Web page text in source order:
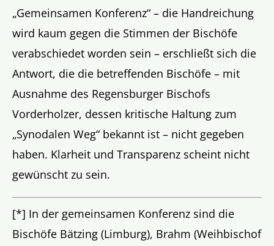
„Gemeinsamen Konferenz“ – die Handreichung
wird kaum gegen die Stimmen der Bischöfe
verabschiedet worden sein – erschließt sich die
Antwort, die die betreffenden Bischöfe – mit
Ausnahme des Regensburger Bischofs
Vorderholzer, dessen kritische Haltung zum
„Synodalen Weg“ bekannt ist – nicht gegeben
haben. Klarheit und Transparenz scheint nicht
gewünscht zu sein.
[*] In der gemeinsamen Konferenz sind die
Bischöfe Bätzing (Limburg), Brahm (Weihbischof